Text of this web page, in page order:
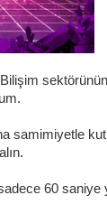
samimiyetle
60 saniye